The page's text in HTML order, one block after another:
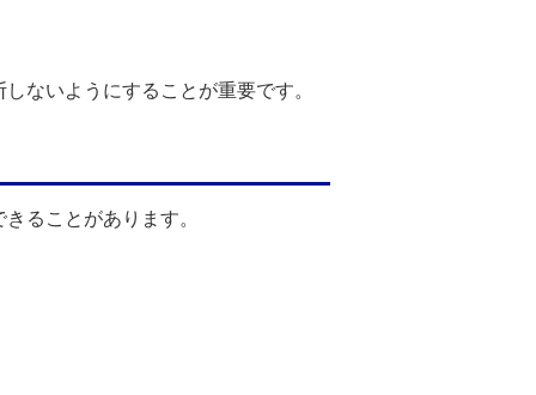
ないようにすることが重要です。
ることがあります。